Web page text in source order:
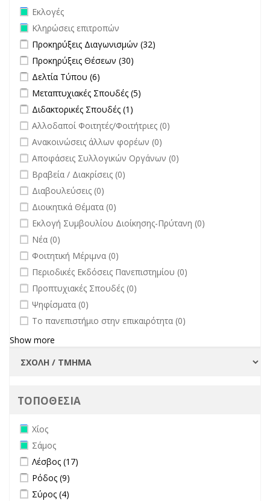
Remove Εκλογές filter
Εκλογές
Remove Κληρώσεις επιτροπών filter
Κληρώσεις επιτροπών
Apply Προκηρύξεις Διαγωνισμών filter
Προκηρύξεις Διαγωνισμών (32)
Apply Προκηρύξεις Θέσεων filter
Προκηρύξεις Θέσεων (30)
Apply Δελτία Τύπου filter
Δελτία Τύπου (6)
Apply Μεταπτυχιακές Σπουδές filter
Μεταπτυχιακές Σπουδές (5)
Apply Διδακτορικές Σπουδές filter
Διδακτορικές Σπουδές (1)
undefined
Αλλοδαποί Φοιτητές/Φοιτήτριες (0)
undefined
Ανακοινώσεις άλλων φορέων (0)
undefined
Αποφάσεις Συλλογικών Οργάνων (0)
undefined
Βραβεία / Διακρίσεις (0)
undefined
Διαβουλεύσεις (0)
undefined
Διοικητικά Θέματα (0)
undefined
Εκλογή Συμβουλίου Διοίκησης-Πρύτανη (0)
undefined
Νέα (0)
undefined
Φοιτητική Μέριμνα (0)
undefined
Περιοδικές Εκδόσεις Πανεπιστημίου (0)
undefined
Προπτυχιακές Σπουδές (0)
undefined
Ψηφίσματα (0)
undefined
Το πανεπιστήμιο στην επικαιρότητα (0)
Show more
ΤΟΠΟΘΕΣΙΑ
Remove Χίος filter
Χίος
Remove Σάμος filter
Σάμος
Apply Λέσβος filter
Λέσβος (17)
Apply Ρόδος filter
Ρόδος (9)
Apply Σύρος filter
Σύρος (4)